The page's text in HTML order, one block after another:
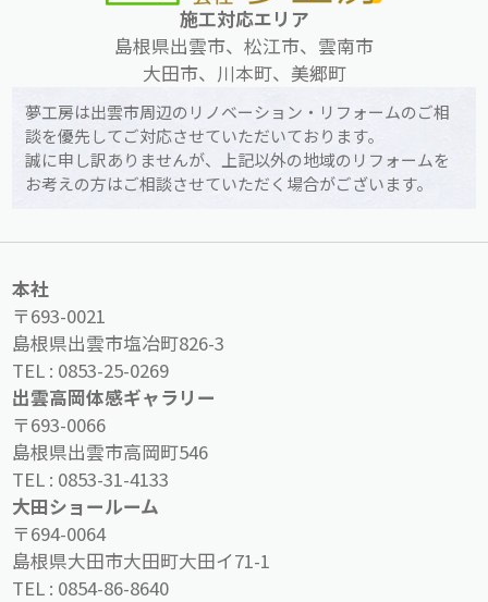
施工対応エリア
島根県出雲市、松江市、雲南市
大田市、川本町、美郷町
夢工房は出雲市周辺のリノベーション・リフォームのご相
談を優先してご対応させていただいております。
誠に申し訳ありませんが、上記以外の地域のリフォームを
お考えの方はご相談させていただく場合がございます。
本社
〒693-0021
島根県出雲市塩冶町826-3
TEL : 0853-25-0269
出雲高岡体感ギャラリー
〒693-0066
島根県出雲市高岡町546
TEL : 0853-31-4133
大田ショールーム
〒694-0064
島根県大田市大田町大田イ71-1
TEL : 0854-86-8640